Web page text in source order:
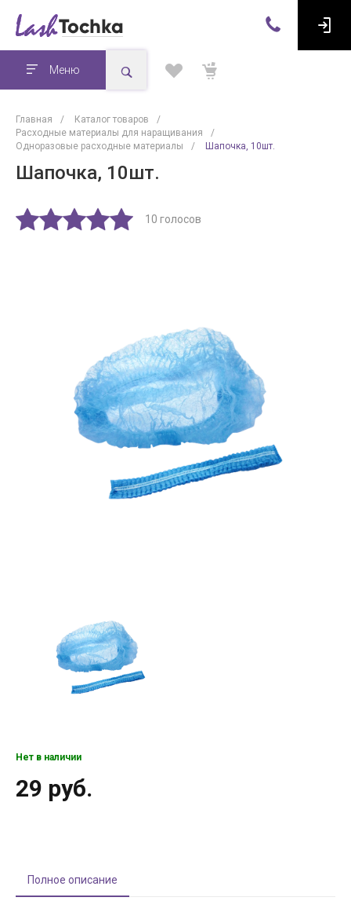
Меню
Главная / Каталог товаров
/
Расходные материалы для наращивания
/
Одноразовые расходные материалы
/ Шапочка, 10шт.
Шапочка, 10шт.
10 голосов
Нет в наличии
29 руб.
Полное описание